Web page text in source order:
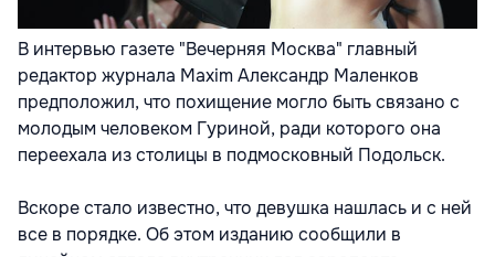
В интервью газете "Вечерняя Москва" главный
редактор журнала Maxim Александр Маленков
предположил, что похищение могло быть связано с
молодым человеком Гуриной, ради которого она
переехала из столицы в подмосковный Подольск.
Вскоре стало известно, что девушка нашлась и с ней
все в порядке. Об этом изданию сообщили в